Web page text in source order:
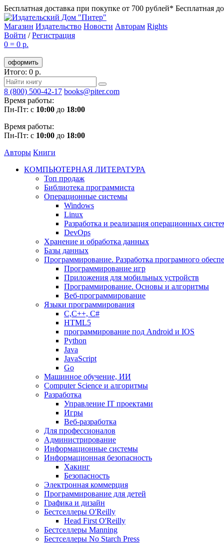
Бесплатная доставка при покупке от 700 рублей* Бесплатная
Магазин Издательство Новости Авторам Rights
Войти /Регистрация
0 = 0 р.
оформить
Итого: 0 р.
8 (800) 500-42-17 books@piter.com
Время работы:
Пн-Пт: с 10:00 до 18:00
Время работы:
Пн-Пт: с 10:00 до 18:00
Авторы Книги
КОМПЬЮТЕРНАЯ ЛИТЕРАТУРА
Топ продаж
Библиотека программиста
Операционные системы
Windows
Linux
Разработка и реализация операционных
DevOps
Хранение и обработка данных
Базы данных
Программирование. Разработка програмного
Программирование игр
Приложения для мобильных устройств
Программирование. Основы и алгоритмы
Веб-программирование
Языки программирования
С,С++, С#
HTML5
программирование под Android и IOS
Python
Java
JavaScript
Go
Машинное обучение, ИИ
Computer Science и алгоритмы
Разработка
Управление IT проектами
Игры
Веб-разработка
Для профессионалов
Администрирование
Информационные системы
Информационная безопасность
Хакинг
Безопасность
Электронная коммерция
Программирование для детей
Графика и дизайн
Бестселлеры O'Reilly
Head First O'Reilly
Бестселлеры Manning
Бестселлеры No Starch Press